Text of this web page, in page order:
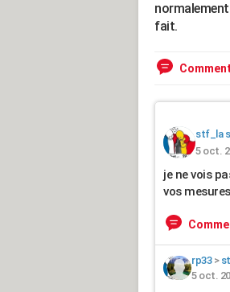
fait.
stf_la
5 oct.
je ne vois
vos
rp33>
5 oct.